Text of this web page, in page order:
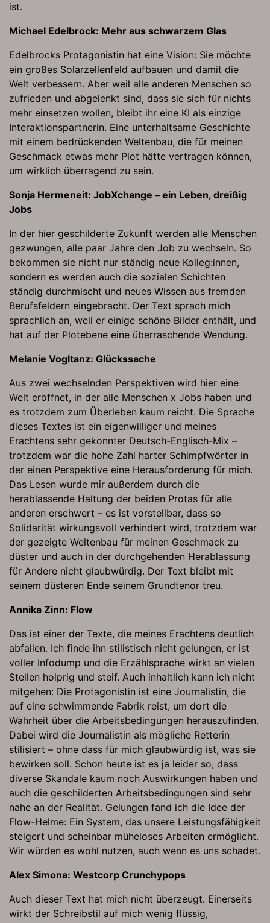
ist.
Michael Edelbrock: Mehr aus schwarzem Glas
Edelbrocks Protagonistin hat eine Vision: Sie möchte
ein großes Solarzellenfeld aufbauen und damit die
Welt verbessern. Aber weil alle anderen Menschen so
zufrieden und abgelenkt sind, dass sie sich für nichts
mehr einsetzen wollen, bleibt ihr eine KI als einzige
Interaktionspartnerin. Eine unterhaltsame Geschichte
mit einem bedrückenden Weltenbau, die für meinen
Geschmack etwas mehr Plot hätte vertragen können,
um wirklich überragend zu sein.
Sonja Hermeneit: JobXchange – ein Leben, dreißig
Jobs
In der hier geschilderte Zukunft werden alle Menschen
gezwungen, alle paar Jahre den Job zu wechseln. So
bekommen sie nicht nur ständig neue Kolleg:innen,
sondern es werden auch die sozialen Schichten
ständig durchmischt und neues Wissen aus fremden
Berufsfeldern eingebracht. Der Text sprach mich
sprachlich an, weil er einige schöne Bilder enthält, und
hat auf der Plotebene eine überraschende Wendung.
Melanie Vogltanz: Glückssache
Aus zwei wechselnden Perspektiven wird hier eine
Welt eröffnet, in der alle Menschen x Jobs haben und
es trotzdem zum Überleben kaum reicht. Die Sprache
dieses Textes ist ein eigenwilliger und meines
Erachtens sehr gekonnter Deutsch-Englisch-Mix –
trotzdem war die hohe Zahl harter Schimpfwörter in
der einen Perspektive eine Herausforderung für mich.
Das Lesen wurde mir außerdem durch die
herablassende Haltung der beiden Protas für alle
anderen erschwert – es ist vorstellbar, dass so
Solidarität wirkungsvoll verhindert wird, trotzdem war
der gezeigte Weltenbau für meinen Geschmack zu
düster und auch in der durchgehenden Herablassung
für Andere nicht glaubwürdig. Der Text bleibt mit
seinem düsteren Ende seinem Grundtenor treu.
Annika Zinn: Flow
Das ist einer der Texte, die meines Erachtens deutlich
abfallen. Ich finde ihn stilistisch nicht gelungen, er ist
voller Infodump und die Erzählsprache wirkt an vielen
Stellen holprig und steif. Auch inhaltlich kann ich nicht
mitgehen: Die Protagonistin ist eine Journalistin, die
auf eine schwimmende Fabrik reist, um dort die
Wahrheit über die Arbeitsbedingungen herauszufinden.
Dabei wird die Journalistin als mögliche Retterin
stilisiert – ohne dass für mich glaubwürdig ist, was sie
bewirken soll. Schon heute ist es ja leider so, dass
diverse Skandale kaum noch Auswirkungen haben und
auch die geschilderten Arbeitsbedingungen sind sehr
nahe an der Realität. Gelungen fand ich die Idee der
Flow-Helme: Ein System, das unsere Leistungsfähigkeit
steigert und scheinbar müheloses Arbeiten ermöglicht.
Wir würden es wohl nutzen, auch wenn es uns schadet.
Alex Simona: Westcorp Crunchypops
Auch dieser Text hat mich nicht überzeugt. Einerseits
wirkt der Schreibstil auf mich wenig flüssig,